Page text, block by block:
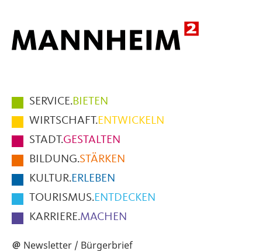
Hauptmenüpunkte
im
Fußbereich
der
Seite
SERVICE.BIETEN
WIRTSCHAFT.ENTWICKELN
STADT.GESTALTEN
BILDUNG.STÄRKEN
KULTUR.ERLEBEN
TOURISMUS.ENTDECKEN
KARRIERE.MACHEN
Newsletter / Bürgerbrief